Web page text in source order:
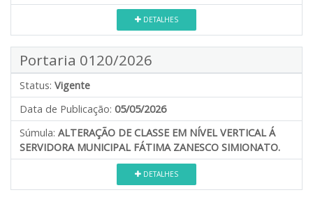
DETALHES
Portaria 0120/2026
Status: Vigente
Data de Publicação: 05/05/2026
Súmula: ALTERAÇÃO DE CLASSE EM NÍVEL VERTICAL Á
SERVIDORA MUNICIPAL FÁTIMA ZANESCO SIMIONATO.
DETALHES